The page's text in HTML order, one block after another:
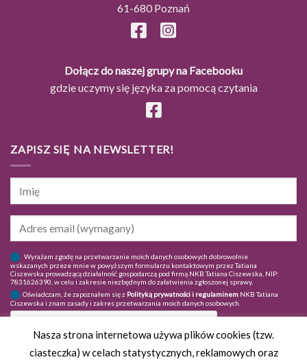
61-680 Poznań
Dołącz do naszej grupy na Facebooku
gdzie uczymy się języka za pomocą czytania
ZAPISZ SIĘ NA NEWSLETTER!
Wyrażam zgodę na przetwarzanie moich danych osobowych dobrowolnie
wskazanych przeze mnie w powyższym formularzu kontaktowym przez Tatiana
Ciszewska prowadzącą działalność gospodarczą pod firmą NKB Tatiana Ciszewska, NIP:
7831626390, w celu i zakresie niezbędnym do załatwienia zgłoszonej sprawy.
Oświadczam, że zapoznałem się z Polityką prywatności i regulaminem NKB Tatiana
Ciszewska i znam zasady i zakres przetwarzania moich danych osobowych.
Nasza strona internetowa używa plików cookies (tzw.
ciasteczka) w celach statystycznych, reklamowych oraz